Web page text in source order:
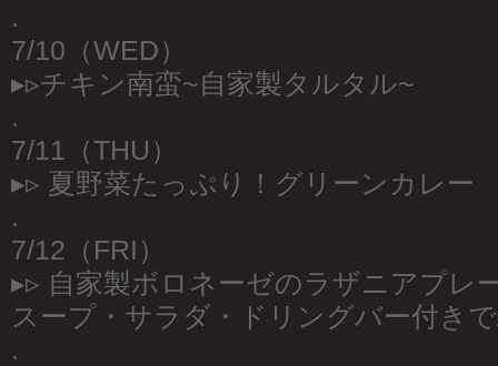
.
7/10（WED）
▸︎▹チキン南蛮~自家製タルタル~
.
7/11（THU）
▸︎▹︎ 夏野菜たっぷり！グリーンカレー
.
7/12（FRI）
▸︎▹︎ 自家製ボロネーゼのラザニアプレ
スープ・サラダ・ドリングバー付き
.